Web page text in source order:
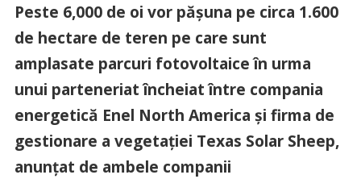
Peste 6,000 de oi vor pășuna pe circa 1.600
de hectare de teren pe care sunt
amplasate parcuri fotovoltaice în urma
unui parteneriat încheiat între compania
energetică Enel North America și firma de
gestionare a vegetației Texas Solar Sheep,
anunțat de ambele companii